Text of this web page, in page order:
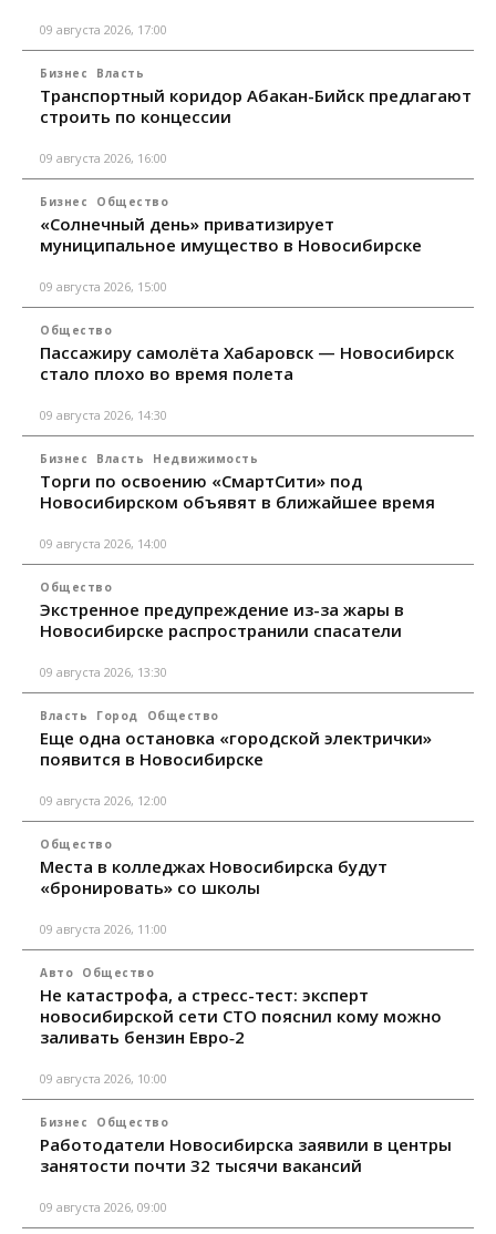
09 августа 2026, 17:00
Бизнес Власть
Транспортный коридор Абакан-Бийск предлагают
строить по концессии
09 августа 2026, 16:00
Бизнес Общество
«Солнечный день» приватизирует
муниципальное имущество в Новосибирске
09 августа 2026, 15:00
Общество
Пассажиру самолёта Хабаровск — Новосибирск
стало плохо во время полета
09 августа 2026, 14:30
Бизнес Власть Недвижимость
Торги по освоению «СмартСити» под
Новосибирском объявят в ближайшее время
09 августа 2026, 14:00
Общество
Экстренное предупреждение из-за жары в
Новосибирске распространили спасатели
09 августа 2026, 13:30
Власть Город Общество
Еще одна остановка «городской электрички»
появится в Новосибирске
09 августа 2026, 12:00
Общество
Места в колледжах Новосибирска будут
«бронировать» со школы
09 августа 2026, 11:00
Авто Общество
Не катастрофа, а стресс-тест: эксперт
новосибирской сети СТО пояснил кому можно
заливать бензин Евро‑2
09 августа 2026, 10:00
Бизнес Общество
Работодатели Новосибирска заявили в центры
занятости почти 32 тысячи вакансий
09 августа 2026, 09:00